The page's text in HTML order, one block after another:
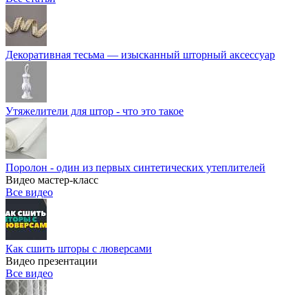
Декоративная тесьма — изысканный шторный аксессуар
Утяжелители для штор - что это такое
Поролон - один из первых синтетических утеплителей
Видео мастер-класс
Все видео
Как сшить шторы с люверсами
Видео презентации
Все видео